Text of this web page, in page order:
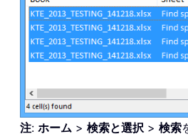
注: ホーム > 検索と選択 > 検索